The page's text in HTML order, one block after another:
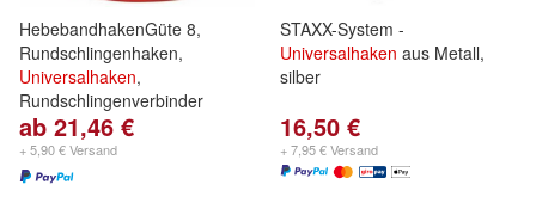
HebebandhakenGüte 8,
Rundschlingenhaken,
Universalhaken,
Rundschlingenverbinder
ab 21,46 €
+ 5,90 € Versand
STAXX-System -
Universalhaken aus Metall,
silber
16,50 €
+ 7,95 € Versand